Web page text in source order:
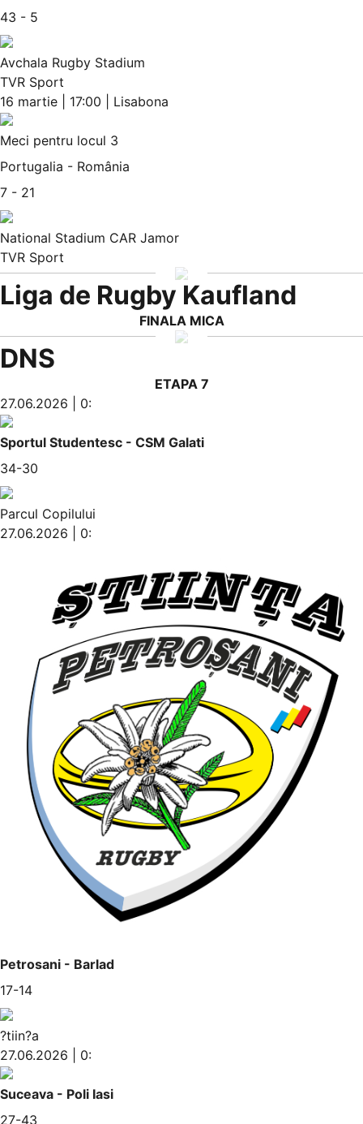
43 - 5
Avchala Rugby Stadium
TVR Sport
16 martie | 17:00 | Lisabona
Meci pentru locul 3
Portugalia - România
7 - 21
National Stadium CAR Jamor
TVR Sport
Liga de Rugby Kaufland
FINALA MICA
DNS
ETAPA 7
27.06.2026 | 0:
Sportul Studentesc - CSM Galati
34-30
Parcul Copilului
27.06.2026 | 0:
Petrosani - Barlad
17-14
?tiin?a
27.06.2026 | 0:
Suceava - Poli Iasi
27-43